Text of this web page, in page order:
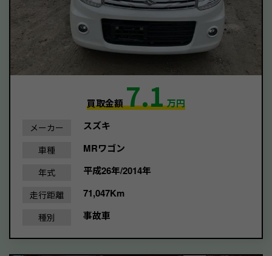
買取金額7.1万円
メーカー スズキ
車種 MRワゴン
年式 平成26年/2014年
走行距離 71,047Km
種別 事故車